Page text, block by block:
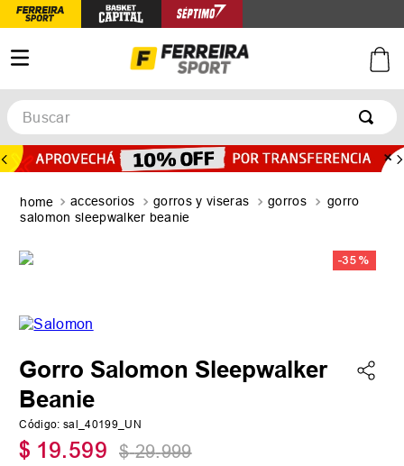
Buscar
TÉRMINOS MÁS BUSCADOS
2.
zapatillas
accesorios gorros y viseras gorros
gorro
salomon sleepwalker beanie
-35 %
Gorro Salomon Sleepwalker
Beanie
Código: sal_40199_UN
$ 19.599 $ 29.999